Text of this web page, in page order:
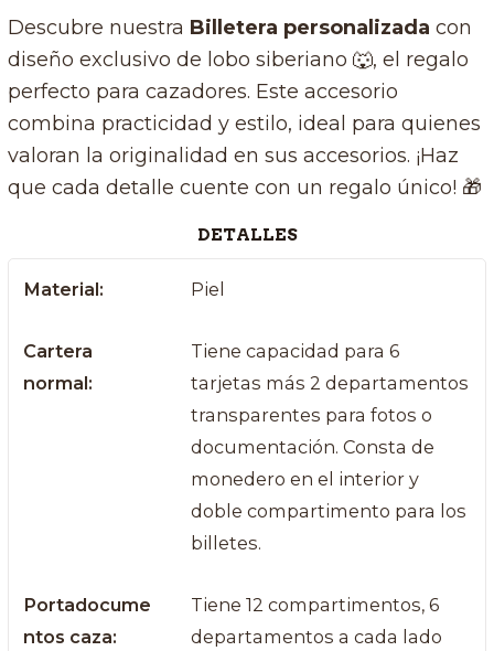
Descubre nuestra Billetera personalizada con
diseño exclusivo de lobo siberiano 🐺, el regalo
perfecto para cazadores. Este accesorio
combina practicidad y estilo, ideal para quienes
valoran la originalidad en sus accesorios. ¡Haz
que cada detalle cuente con un regalo único! 🎁
DETALLES
Material: Piel
Cartera
normal:
Tiene capacidad para 6
tarjetas más 2 departamentos
transparentes para fotos o
documentación. Consta de
monedero en el interior y
doble compartimento para los
billetes.
Portadocume
ntos caza:
Tiene 12 compartimentos, 6
departamentos a cada lado